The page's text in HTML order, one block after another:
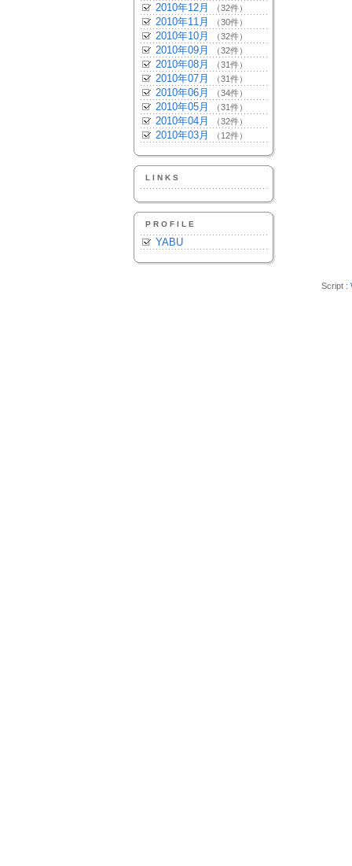
2010年12月 （32件）
2010年11月 （30件）
2010年10月 （32件）
2010年09月 （32件）
2010年08月 （31件）
2010年07月 （31件）
2010年06月 （34件）
2010年05月 （31件）
2010年04月 （32件）
2010年03月 （12件）
LINKS
PROFILE
YABU
Script :